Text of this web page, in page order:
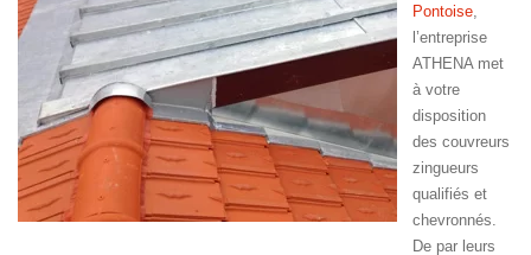
Pontoise
l’entreprise
ATHENA met
à votre
disposition
des couvreurs
zingueurs
qualifiés et
chevronnés.
De par leurs